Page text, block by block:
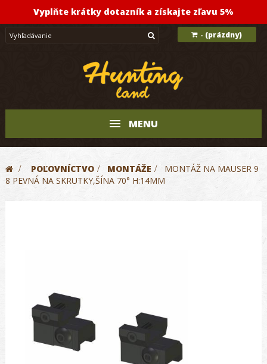
Vyplňte krátky dotazník a získajte zľavu 5%
- (prázdny)
MENU
> POĽOVNÍCTVO > MONTÁŽE >
MONTÁŽ NA MAUSER 9
8 PEVNÁ NA SKRUTKY,ŠÍNA 70° H:14MM